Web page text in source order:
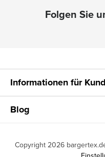
Informationen für
Blog
Copyright 2026